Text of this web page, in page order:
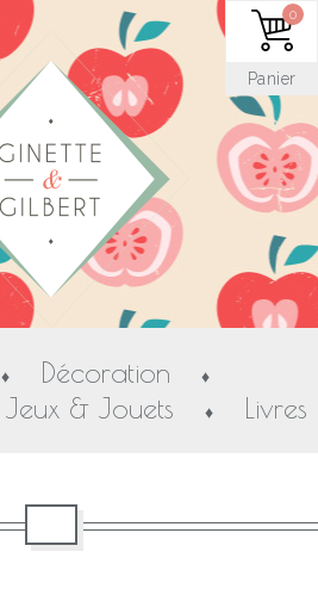
♦ Décoration ♦
Jeux & Jouets ♦ Livres
Panier
0